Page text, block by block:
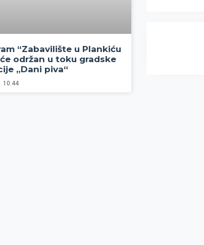
“Zabavilište u Plankiću
održan u toku gradske
„Dani piva“
10:44